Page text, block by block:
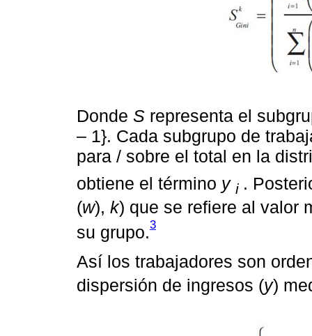
Donde S representa el
– 1}. Cada subgrupo de
para / sobre el total en la
obtiene el término y i .
(w), k) que se refiere al valor
su grupo.3
Así los trabajadores son
dispersión de ingresos (y)